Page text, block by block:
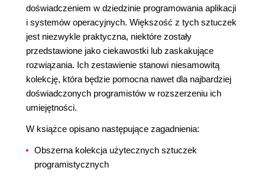
doświadczeniem w dziedzinie programowania aplikacji
i systemów operacyjnych. Większość z tych sztuczek
jest niezwykle praktyczna, niektóre zostały
przedstawione jako ciekawostki lub zaskakujące
rozwiązania. Ich zestawienie stanowi niesamowitą
kolekcję, która będzie pomocna nawet dla najbardziej
doświadczonych programistów w rozszerzeniu ich
umiejętności.
W książce opisano następujące zagadnienia:
Obszerna kolekcja użytecznych sztuczek
programistycznych